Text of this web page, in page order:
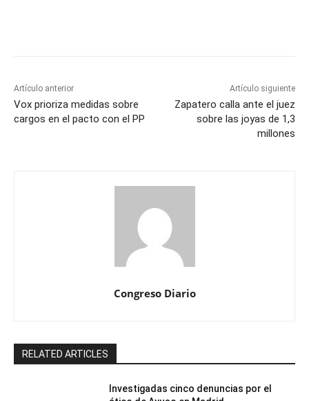
Artículo anterior
Vox prioriza medidas sobre
cargos en el pacto con el PP
Artículo siguiente
Zapatero calla ante el juez
sobre las joyas de 1,3
millones
Congreso Diario
RELATED ARTICLES
Investigadas cinco denuncias por el